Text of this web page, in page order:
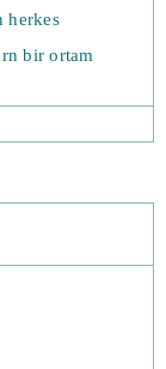
herkes
bir ortam
sunuyor.
ve düşman
kolay bir